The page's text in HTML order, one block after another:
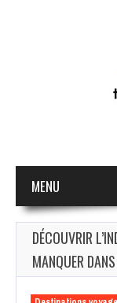
MENU
DÉCOUVRIR
MANQUER